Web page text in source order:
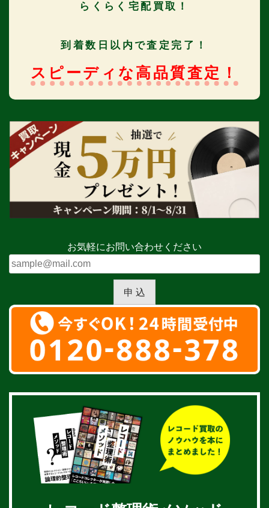
らくらく宅配買取！
到着数日以内で査定完了！
スピーディな高品質査定！
お気軽にお問い合わせください
申 込